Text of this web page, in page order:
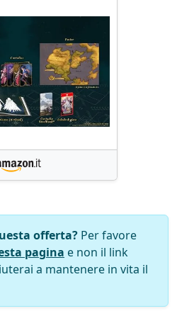
offerta? Per favore
pagina e non il link
a mantenere in vita il